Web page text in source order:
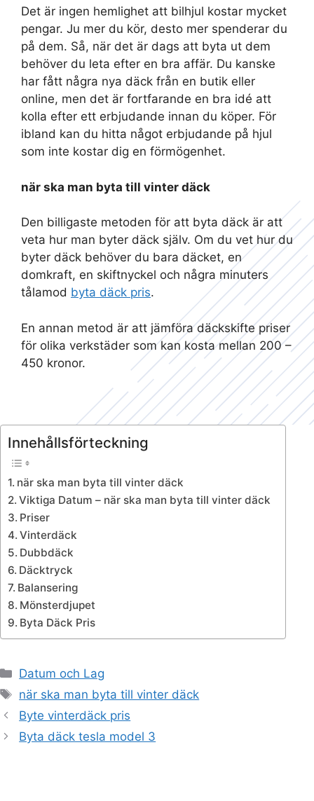
Det är ingen hemlighet att bilhjul kostar mycket
pengar. Ju mer du kör, desto mer spenderar du
på dem. Så, när det är dags att byta ut dem
behöver du leta efter en bra affär. Du kanske
har fått några nya däck från en butik eller
online, men det är fortfarande en bra idé att
kolla efter ett erbjudande innan du köper. För
ibland kan du hitta något erbjudande på hjul
som inte kostar dig en förmögenhet.
när ska man byta till vinter däck
Den billigaste metoden för att byta däck är att
veta hur man byter däck själv. Om du vet hur du
byter däck behöver du bara däcket, en
domkraft, en skiftnyckel och några minuters
tålamod byta däck pris.
En annan metod är att jämföra däckskifte priser
för olika verkstäder som kan kosta mellan 200 –
450 kronor.
Innehållsförteckning
när ska man byta till vinter däck
Viktiga Datum – när ska man byta till vinter däck
Priser
Vinterdäck
Dubbdäck
Däcktryck
Balansering
Mönsterdjupet
Byta Däck Pris
Kategorier
Datum och Lag
Etiketter
när ska man byta till vinter däck
Byte vinterdäck pris
Byta däck tesla model 3